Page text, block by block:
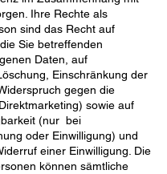
Ihre Rechte als
sind das Recht auf
Sie betreffenden
Daten, auf
Einschränkung der
gegen die
sowie auf
(nur bei
oder Einwilligung) und
einer Einwilligung. Die
können sämtliche